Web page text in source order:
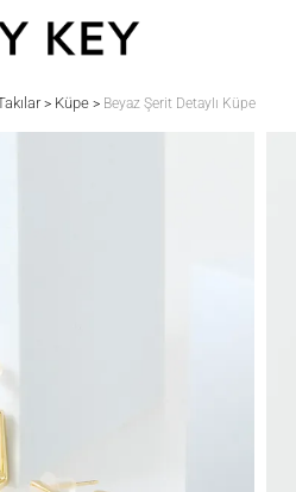
> Küpe > Beyaz Şerit Detaylı Küpe